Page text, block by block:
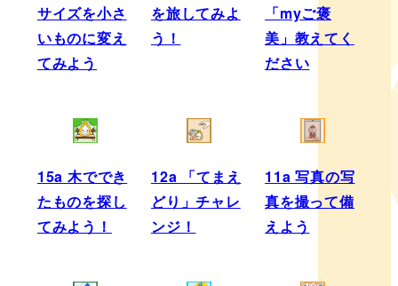
サイズを小さ
いものに変え
てみよう
を旅してみよ
う！
「myご褒
美」教えてく
ださい
15a 木ででき
たものを探し
てみよう！
12a 「てまえ
どり」チャレ
ンジ！
11a 写真の写
真を撮って備
えよう